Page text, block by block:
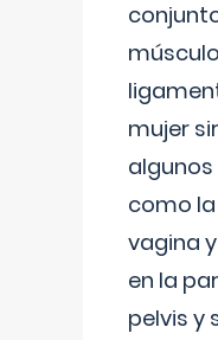
mujer
como la
vagina
en la
pelvis y